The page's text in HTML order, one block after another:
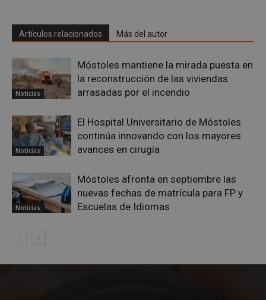
Artículos relacionados Más del autor
Noticias
Móstoles mantiene la mirada puesta en
la reconstrucción de las viviendas
arrasadas por el incendio
Noticias
El Hospital Universitario de Móstoles
continúa innovando con los mayores
avances en cirugía
Noticias
Móstoles afronta en septiembre las
nuevas fechas de matrícula para FP y
Escuelas de Idiomas
CookieScriptConsent
mostoleshoy.com
__cf_bm
Cloudflare Inc.
.twitter.com
29 minutos
58